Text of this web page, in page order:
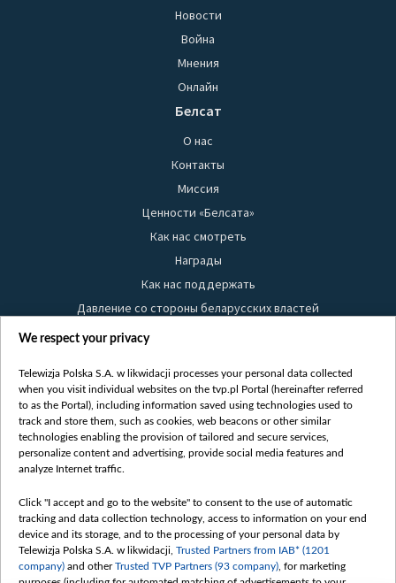
Новости
Война
Мнения
Онлайн
Белсат
О нас
Контакты
Миссия
Ценности «Белсата»
Как нас смотреть
Награды
Как нас поддержать
Давление со стороны беларусских властей
Правила использования материалов
Безопасность
Youtube
Белсат news
Белсат Life
Belsat English
Biełsat PL
Белсат Now
Белсат Shorts
We respect your privacy
Telewizja Polska S.A. w likwidacji processes your personal data collected
when you visit individual websites on the tvp.pl Portal (hereinafter referred
to as the Portal), including information saved using technologies used to
track and store them, such as cookies, web beacons or other similar
technologies enabling the provision of tailored and secure services,
personalize content and advertising, provide social media features and
analyze Internet traffic.
Click "I accept and go to the website" to consent to the use of automatic
tracking and data collection technology, access to information on your end
device and its storage, and to the processing of your personal data by
Telewizja Polska S.A. w likwidacji, Trusted Partners from IAB* (1201
company) and otherTrusted TVP Partners (93 company) , for marketing